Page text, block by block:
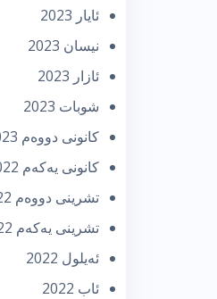
ئایار 2023
نیسان 2023
ئازار 2023
شوبات 2023
كانونی دووه‌م 2023
كانونی یه‌كه‌م 2022
تشرینی دووه‌م 2022
تشرینی یه‌كه‌م 2022
ئه‌یلول 2022
ئاب 2022